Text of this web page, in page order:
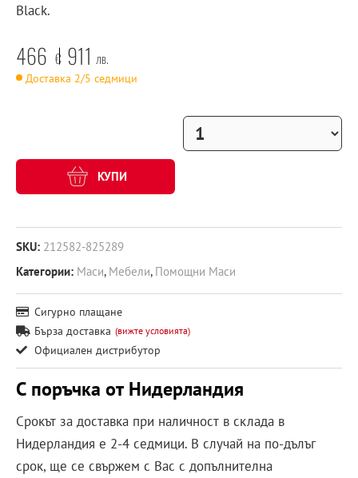
Black.
466 € 911 лв.
Доставка 2/5 седмици
КУПИ
SKU: 212582-825289
Категории: Маси, Мебели, Помощни Маси
Сигурно плащане
Бърза доставка (вижте условията)
Официален дистрибутор
С поръчка от Нидерландия
Срокът за доставка при наличност в склада в
Нидерландия е 2-4 седмици. В случай на по-дълъг
срок, ще се свържем с Вас с допълнителна